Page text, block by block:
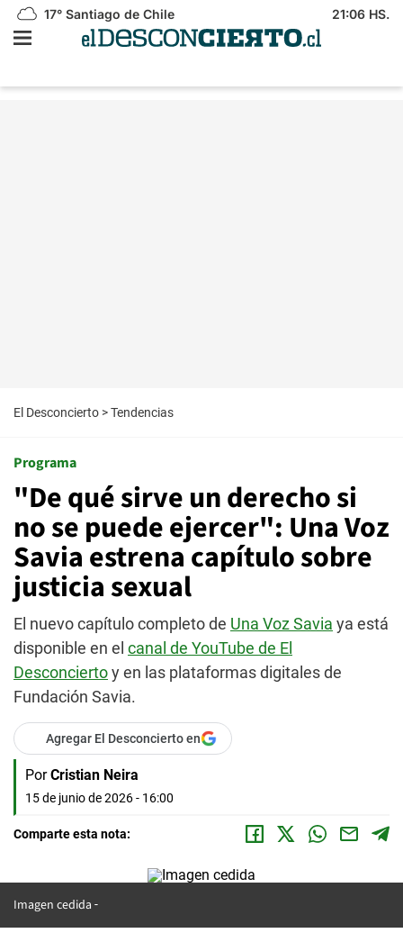
17° Santiago de Chile 21:06 HS.
El Desconcierto >Tendencias
Programa
"De qué sirve un derecho si
no se puede ejercer": Una Voz
Savia estrena capítulo sobre
justicia sexual
El nuevo capítulo completo de Una Voz Savia ya está
disponible en el canal de YouTube de El
Desconciertoy en las plataformas digitales de
Fundación Savia.
Agregar El Desconcierto en
Por Cristian Neira
15 de junio de 2026 - 16:00
Comparte esta nota:
Imagen cedida